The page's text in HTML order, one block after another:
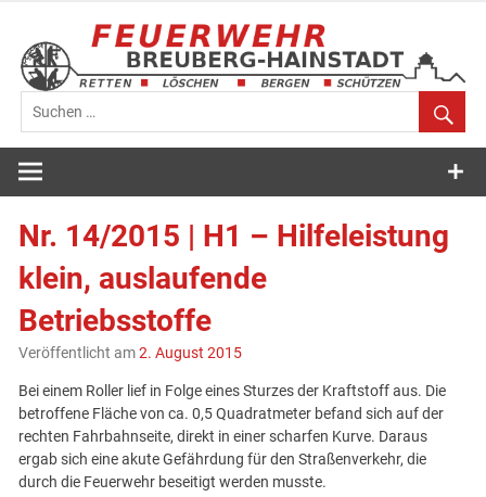
springen
Feuerwehr
Breuberg-
Hainstadt
Nr. 14/2015 | H1 – Hilfeleistung
klein, auslaufende
Betriebsstoffe
Veröffentlicht am2. August 2015
Bei einem Roller lief in Folge eines Sturzes der Kraftstoff aus. Die
betroffene Fläche von ca. 0,5 Quadratmeter befand sich auf der
rechten Fahrbahnseite, direkt in einer scharfen Kurve. Daraus
ergab sich eine akute Gefährdung für den Straßenverkehr, die
durch die Feuerwehr beseitigt werden musste.